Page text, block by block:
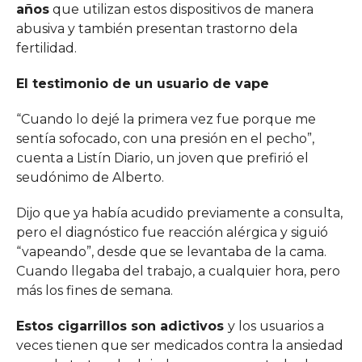
añosque utilizan estos dispositivos de manera
abusiva y también presentan trastorno dela
fertilidad.
El testimonio de un usuario de vape
“Cuando lo dejé la primera vez fue porque me
sentía sofocado, con una presión en el pecho”,
cuenta a Listín Diario, un joven que prefirió el
seudónimo de Alberto.
Dijo que ya había acudido previamente a consulta,
pero el diagnóstico fue reacción alérgica y siguió
“vapeando”, desde que se levantaba de la cama.
Cuando llegaba del trabajo, a cualquier hora, pero
más los fines de semana.
Estos cigarrillos son adictivos y los usuarios a
veces tienen que ser medicados contra la ansiedad